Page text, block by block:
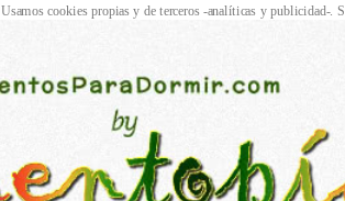
Usamos cookies propias y de terceros -analíticas y publicidad-.